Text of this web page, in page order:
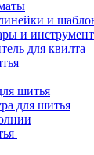
и
и
для квилта
шитья
для шитья